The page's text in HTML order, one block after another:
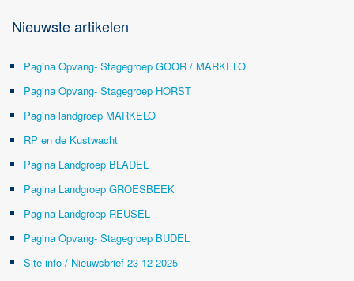
Nieuwste artikelen
Pagina Opvang- Stagegroep GOOR / MARKELO
Pagina Opvang- Stagegroep HORST
Pagina landgroep MARKELO
RP en de Kustwacht
Pagina Landgroep BLADEL
Pagina Landgroep GROESBEEK
Pagina Landgroep REUSEL
Pagina Opvang- Stagegroep BUDEL
Site info / Nieuwsbrief 23-12-2025